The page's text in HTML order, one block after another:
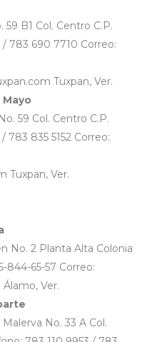
B1 Col. Centro C.P.
783 690 7710 Correo:
Tuxpan, Ver.
59 Col. Centro C.P.
835 5152 Correo:
Tuxpan, Ver.
No. 2 Planta Alta Colonia
844-65-57 Correo:
Ver.
No. 33 A Col.